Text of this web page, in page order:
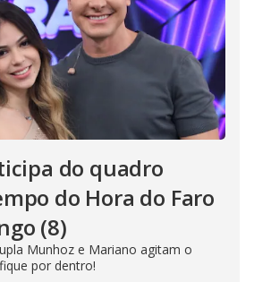
do quadro
do Hora do Faro
(8)
Munhoz e Mariano agitam o
por dentro!